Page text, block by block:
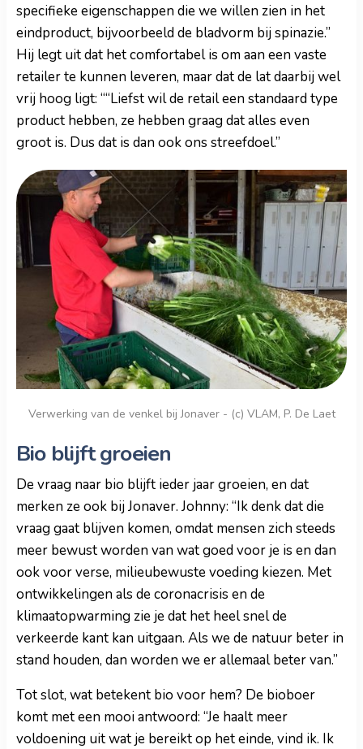
specifieke eigenschappen die we willen zien in het
eindproduct, bijvoorbeeld de bladvorm bij spinazie.”
Hij legt uit dat het comfortabel is om aan een vaste
retailer te kunnen leveren, maar dat de lat daarbij wel
vrij hoog ligt: ““Liefst wil de retail een standaard type
product hebben, ze hebben graag dat alles even
groot is. Dus dat is dan ook ons streefdoel.”
Verwerking van de venkel bij Jonaver - (c) VLAM, P. De Laet
Bio blijft groeien
De vraag naar bio blijft ieder jaar groeien, en dat
merken ze ook bij Jonaver. Johnny: “Ik denk dat die
vraag gaat blijven komen, omdat mensen zich steeds
meer bewust worden van wat goed voor je is en dan
ook voor verse, milieubewuste voeding kiezen. Met
ontwikkelingen als de coronacrisis en de
klimaatopwarming zie je dat het heel snel de
verkeerde kant kan uitgaan. Als we de natuur beter in
stand houden, dan worden we er allemaal beter van.”
Tot slot, wat betekent bio voor hem? De bioboer
komt met een mooi antwoord: “Je haalt meer
voldoening uit wat je bereikt op het einde, vind ik. Ik